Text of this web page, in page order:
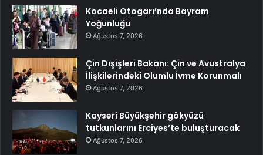
Kocaeli Otogarı’nda Bayram
Yoğunluğu
Ağustos 7, 2026
Çin Dışişleri Bakanı: Çin ve Avustralya
İlişkilerindeki Olumlu İvme Korunmalı
Ağustos 7, 2026
Kayseri Büyükşehir gökyüzü
tutkunlarını Erciyes’te buluşturacak
Ağustos 7, 2026